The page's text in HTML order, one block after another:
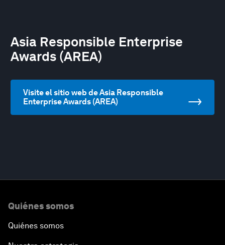
Asia Responsible Enterprise
Awards (AREA)
Visite el sitio web de Asia Responsible
Enterprise Awards (AREA)
Quiénes somos
Quiénes somos